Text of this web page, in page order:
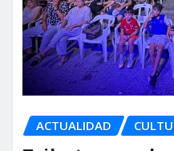
ACTUALIDAD